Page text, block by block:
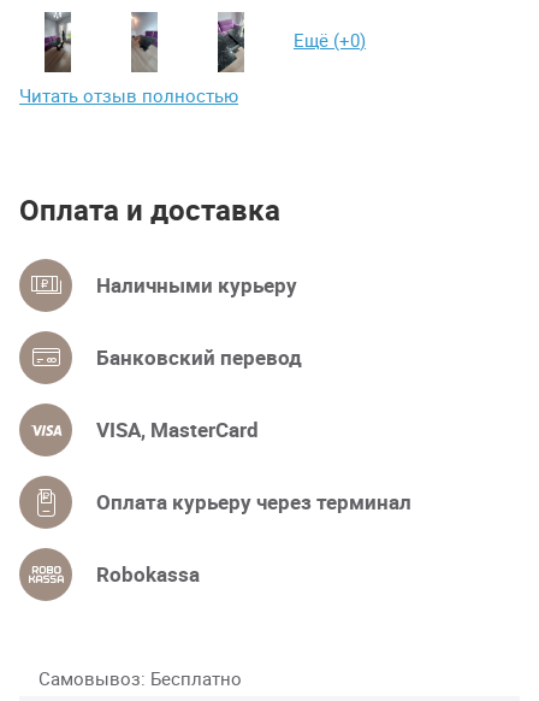
Ещё (+0)
Читать отзыв полностью
Оплата и доставка
Наличными курьеру
Банковский перевод
VISA, MasterCard
Оплата курьеру через терминал
Robokassa
Самовывоз Бесплатно